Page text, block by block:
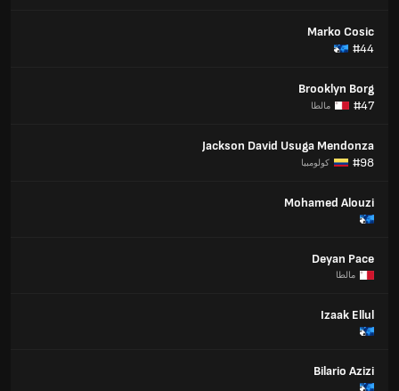
Marko Cosic
#44
Brooklyn Borg
#47
مالطا
Jackson David Usuga Mendonza
#98
كولومبيا
Mohamed Alouzi
Deyan Pace
مالطا
Izaak Ellul
Bilario Azizi